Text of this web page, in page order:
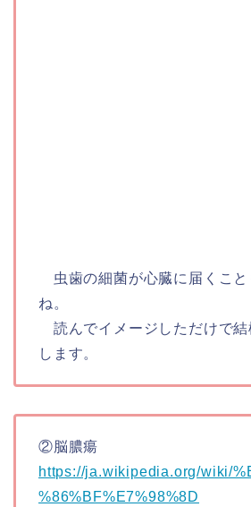
虫歯の細菌が心臓に届くこと
ね。
読んでイメージしただけで結
します。
②脳膿瘍
https://ja.wikipedia.org/wiki/
%86%BF%E7%98%8D